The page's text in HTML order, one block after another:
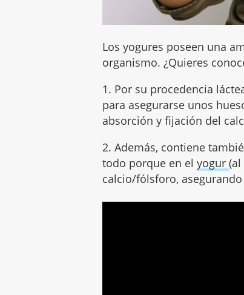
Los yogures poseen una
organismo. ¿Quieres
1. Por su procedencia
para asegurarse unos
absorción y fijación del
2. Además, contiene
todo porque en elyogur
calcio/fólsforo,